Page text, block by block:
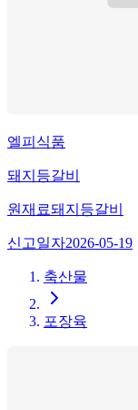
엘피식품
돼지등갈비
원재료돼지등갈비
신고일자2026-05-19
축산물
포장육